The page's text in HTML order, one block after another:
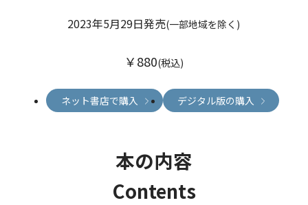
2023年5月29日発売(一部地域を除く)
￥880(税込)
ネット書店で購入 デジタル版の購入
本の内容
Contents